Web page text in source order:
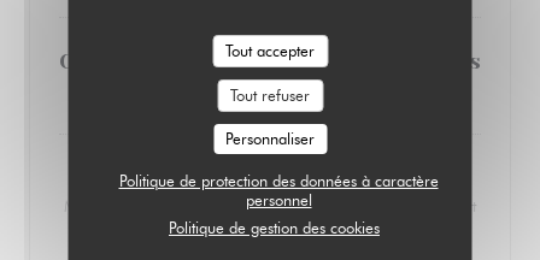
Tout accepter
Tout refuser
Personnaliser
Politique de protection des données à caractère
personnel
Politique de gestion des cookies
Cheesecake citron vert et spéculoos
9,00 EUR
Café Gourmand
Mousse au chocolat, crème brulée et cheesecake citron vert
12,00 EUR